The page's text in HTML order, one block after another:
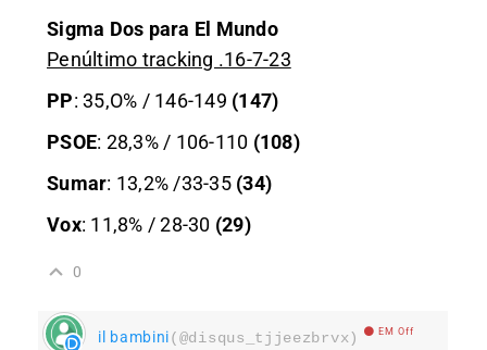
Sigma Dos para El Mundo
Penúltimo tracking .16-7-23
PP: 35,O% / 146-149 (147)
PSOE: 28,3% / 106-110 (108)
Sumar: 13,2% /33-35 (34)
Vox: 11,8% / 28-30 (29)
0
il bambini(@disqus_tjjeezbrvx) EM Off